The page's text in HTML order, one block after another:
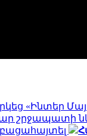
«Ինտեր
շրջապատի